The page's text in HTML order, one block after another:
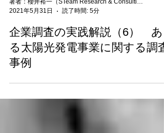
2021年5月31日
読了時間: 5分
企業調査の実践解説（6） あ
る太陽光発電事業に関する調査
事例